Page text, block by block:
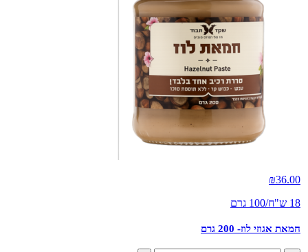
₪36.00
18 ש"ח/100 גרם
חמאת אגוזי לוז- 200 גרם